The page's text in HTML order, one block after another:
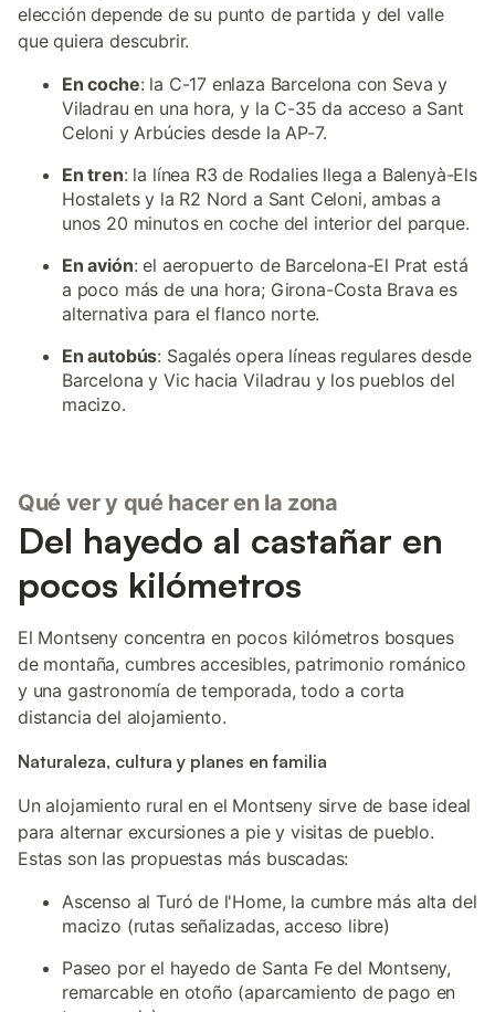
elección depende de su punto de partida y del valle
que quiera descubrir.
En coche: la C-17 enlaza Barcelona con Seva y
Viladrau en una hora, y la C-35 da acceso a Sant
Celoni y Arbúcies desde la AP-7.
En tren: la línea R3 de Rodalies llega a Balenyà-Els
Hostalets y la R2 Nord a Sant Celoni, ambas a
unos 20 minutos en coche del interior del parque.
En avión: el aeropuerto de Barcelona-El Prat está
a poco más de una hora; Girona-Costa Brava es
alternativa para el flanco norte.
En autobús: Sagalés opera líneas regulares desde
Barcelona y Vic hacia Viladrau y los pueblos del
macizo.
Qué ver y qué hacer en la zona
Del hayedo al castañar en
pocos kilómetros
El Montseny concentra en pocos kilómetros bosques
de montaña, cumbres accesibles, patrimonio románico
y una gastronomía de temporada, todo a corta
distancia del alojamiento.
Naturaleza, cultura y planes en familia
Un alojamiento rural en el Montseny sirve de base ideal
para alternar excursiones a pie y visitas de pueblo.
Estas son las propuestas más buscadas:
Ascenso al Turó de l'Home, la cumbre más alta del
macizo (rutas señalizadas, acceso libre)
Paseo por el hayedo de Santa Fe del Montseny,
remarcable en otoño (aparcamiento de pago en